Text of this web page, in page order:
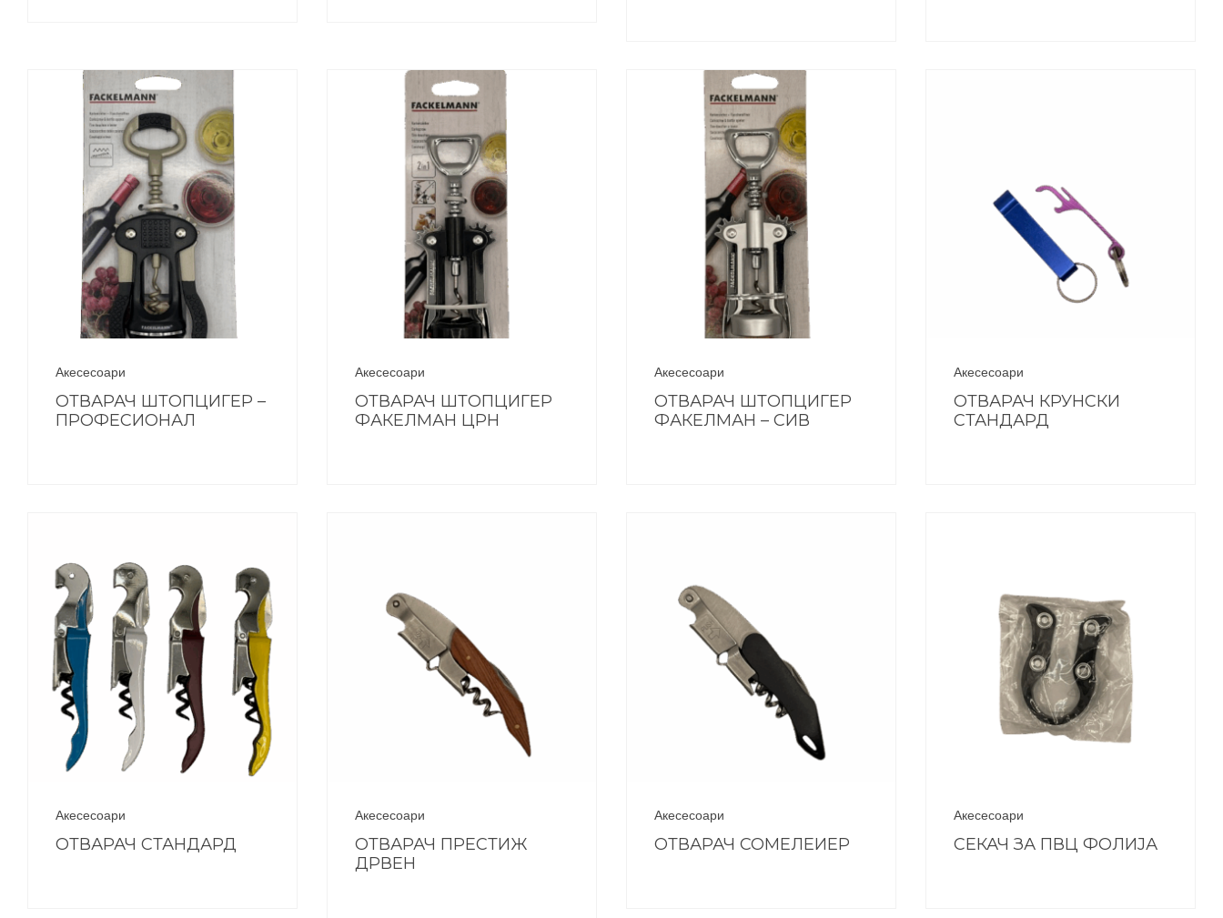
Акесесоари
ОТВАРАЧ ШТОПЦИГЕР –
ПРОФЕСИОНАЛ
Акесесоари
ОТВАРАЧ ШТОПЦИГЕР
ФАКЕЛМАН ЦРН
Акесесоари
ОТВАРАЧ ШТОПЦИГЕР
ФАКЕЛМАН – СИВ
Акесесоари
ОТВАРАЧ КРУНСКИ
СТАНДАРД
Акесесоари
ОТВАРАЧ СТАНДАРД
Акесесоари
ОТВАРАЧ ПРЕСТИЖ
ДРВЕН
Акесесоари
ОТВАРАЧ СОМЕЛЕИЕР
Акесесоари
СЕКАЧ ЗА ПВЦ ФОЛИЈА